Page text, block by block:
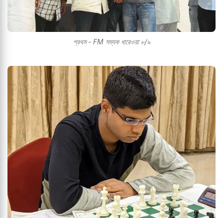
প্রথম - FM সম্যক ধারেওয়া ৮/৯